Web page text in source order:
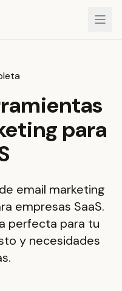
para
email marketing
empresas SaaS.
perfecta para tu
y necesidades